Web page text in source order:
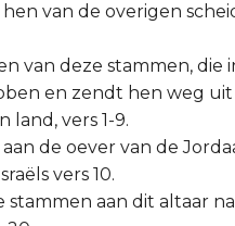
van de overigen
van deze stammen, die
en zendt hen weg uit
vers 1-9.
de oever van de
vers 10.
stammen aan dit altaar